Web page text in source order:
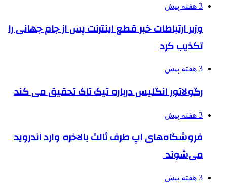
3 هفته پیش
وزیر ارتباطات خبر قطع اینترنت پس از جام جهانی را
تکذیب کرد
3 هفته پیش
رگولاتور انگلیس درباره تیک تاک تحقیق می کند
3 هفته پیش
فروشگاه‌های اپ طرف ثالث بالاخره وارد اندروید
می‌شوند
3 هفته پیش